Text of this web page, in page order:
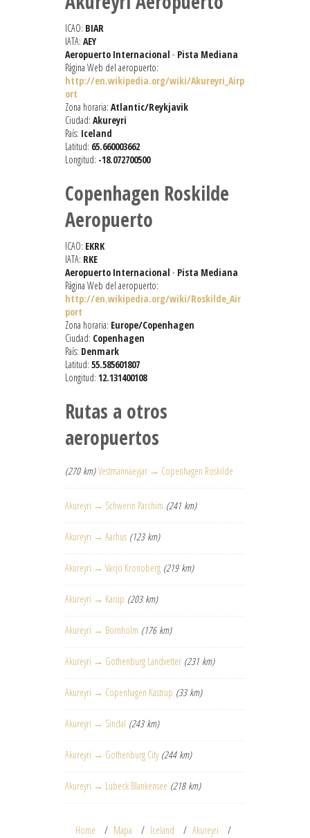
ICAO: BIAR
IATA: AEY
Aeropuerto Internacional - Pista Mediana
Página Web del aeropuerto:
http://en.wikipedia.org/wiki/Akureyri_Airp
ort
Zona horaria: Atlantic/Reykjavik
Ciudad: Akureyri
País: Iceland
Latitud: 65.660003662
Longitud: -18.072700500
Copenhagen Roskilde
Aeropuerto
ICAO: EKRK
IATA: RKE
Aeropuerto Internacional - Pista Mediana
Página Web del aeropuerto:
http://en.wikipedia.org/wiki/Roskilde_Air
port
Zona horaria: Europe/Copenhagen
Ciudad: Copenhagen
País: Denmark
Latitud: 55.585601807
Longitud: 12.131400108
Rutas a otros
aeropuertos
(270 km) Vestmannaeyjar → Copenhagen Roskilde
Akureyri → Schwerin Parchim (241 km)
Akureyri → Aarhus (123 km)
Akureyri → Växjö Kronoberg (219 km)
Akureyri → Karup (203 km)
Akureyri → Bornholm (176 km)
Akureyri → Gothenburg Landvetter (231 km)
Akureyri → Copenhagen Kastrup (33 km)
Akureyri → Sindal (243 km)
Akureyri → Gothenburg City (244 km)
Akureyri → Lübeck Blankensee (218 km)
Home Mapa Iceland
Akureyri